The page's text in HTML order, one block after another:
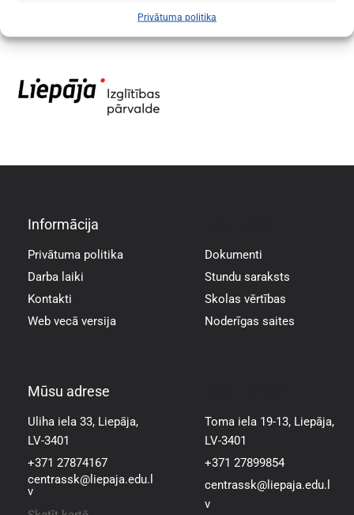
Privātuma politika
Informācija
Privātuma politika
Darba laiki
Kontakti
Web vecā versija
Dokumenti
Stundu saraksts
Skolas vērtības
Noderīgas saites
Mūsu adrese
Uliha iela 33, Liepāja,
LV-3401
+371 27874167
centrassk@liepaja.edu.l
v
Toma iela 19-13, Liepāja,
LV-3401
+371 27899854
centrassk@liepaja.edu.l
v